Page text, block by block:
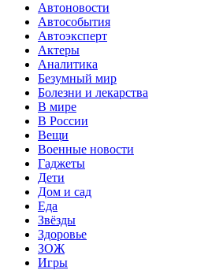
Автоновости
Автособытия
Автоэксперт
Актеры
Аналитика
Безумный мир
Болезни и лекарства
В мире
В России
Вещи
Военные новости
Гаджеты
Дети
Дом и сад
Еда
Звёзды
Здоровье
ЗОЖ
Игры